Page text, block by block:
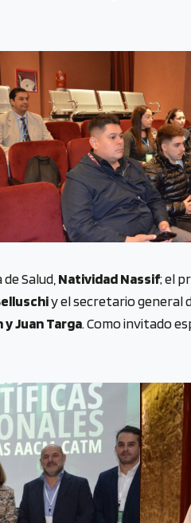
Salud, Natividad Nassif; el
y el secretario general
y Juan Targa. Como invitado